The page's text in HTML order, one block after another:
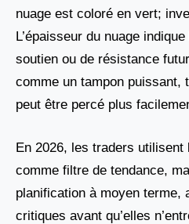
nuage est coloré en vert;
L’épaisseur du nuage
soutien ou de résistance
comme un tampon puissant,
peut être percé plus
En 2026, les traders utilisent
comme filtre de tendance,
planification à moyen terme,
critiques avant qu’elles